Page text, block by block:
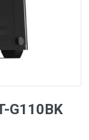
G110BK